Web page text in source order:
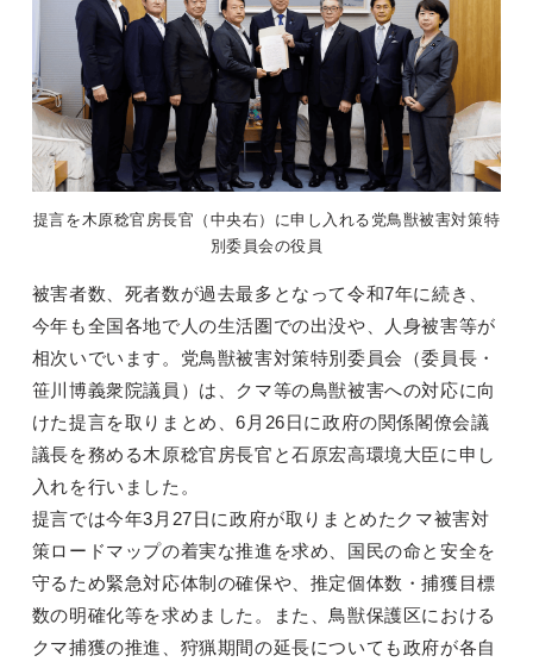
提言を木原稔官房長官（中央右）に申し入れる党鳥獣被害対策特
別委員会の役員
被害者数、死者数が過去最多となって令和7年に続き、
今年も全国各地で人の生活圏での出没や、人身被害等が
相次いでいます。党鳥獣被害対策特別委員会（委員長・
笹川博義衆院議員）は、クマ等の鳥獣被害への対応に向
けた提言を取りまとめ、6月26日に政府の関係閣僚会議
議長を務める木原稔官房長官と石原宏高環境大臣に申し
入れを行いました。
提言では今年3月27日に政府が取りまとめたクマ被害対
策ロードマップの着実な推進を求め、国民の命と安全を
守るため緊急対応体制の確保や、推定個体数・捕獲目標
数の明確化等を求めました。また、鳥獣保護区における
クマ捕獲の推進、狩猟期間の延長についても政府が各自